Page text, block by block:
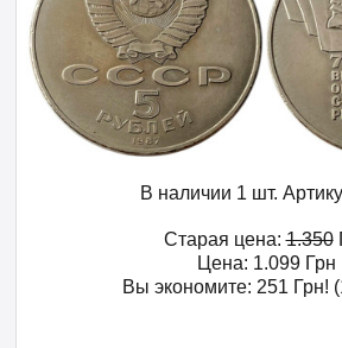
В наличии 1 шт.
Старая цена:1.350
Цена: 1.099 Грн
Вы экономите: 251 Грн!